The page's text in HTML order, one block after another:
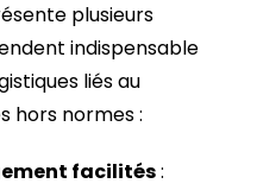
plusieurs
indispensable
liés au
hors normes :
facilités: